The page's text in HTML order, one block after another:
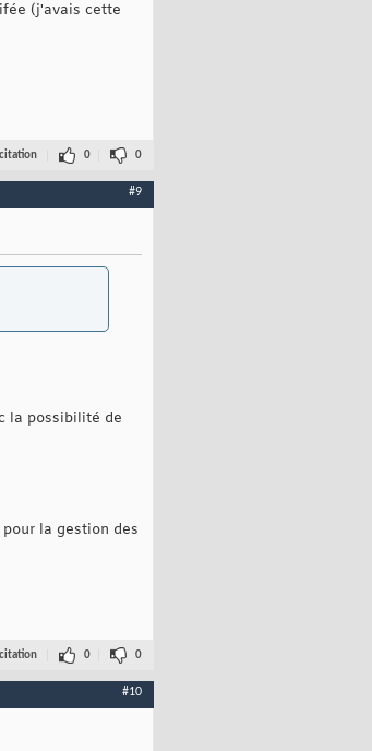
(j'avais cette
0 0
#9
la possibilité de
la gestion des
0 0
#10